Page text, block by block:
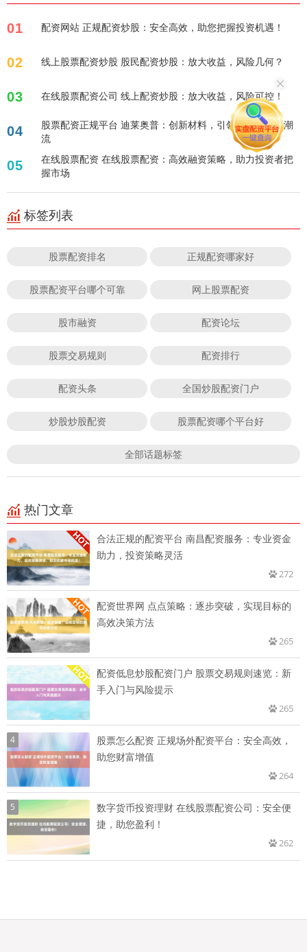
01 配资网站 正规配资炒股：安全高效，助您把握投资机遇！
02 线上股票配资炒股 股民配资炒股：放大收益，风险几何？
03 在线股票配资公司 线上配资炒股：放大收益，风险可控！
04
股票配资正规平台 迪莱奥普：创新材料，引领未来建筑新潮
流
05
在线股票配资 在线股票配资：高效融资策略，助力投资者把
握市场
标签列表
股票配资排名 正规配资哪家好
股票配资平台哪个可靠 网上股票配资
股市融资 配资论坛
股票交易规则 配资排行
配资头条 全国炒股配资门户
炒股炒股配资 股票配资哪个平台好
全部话题标签
热门文章
合法正规的配资平台 南昌配资服务：专业资金
助力，投资策略灵活
272
配资世界网 点点策略：逐步突破，实现目标的
高效决策方法
265
配资低息炒股配资门户 股票交易规则速览：新
手入门与风险提示
265
4
股票怎么配资 正规场外配资平台：安全高效，
助您财富增值
264
5
数字货币投资理财 在线股票配资公司：安全便
捷，助您盈利！
262